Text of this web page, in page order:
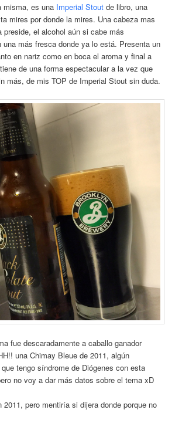
misma, es una Imperial Stoutde libro, una
mires por donde la mires. Una cabeza mas
preside, el alcohol aún si cabe más
una más fresca donde ya lo está. Presenta un
en nariz como en boca el aroma y final a
de una forma espectacular a la vez que
más, de mis TOP de Imperial Stout sin duda.
fue descaradamente a caballo ganador
una Chimay Bleue de 2011, algún
tengo síndrome de Diógenes con esta
no voy a dar más datos sobre el tema xD
2011, pero mentiría si dijera donde porque no